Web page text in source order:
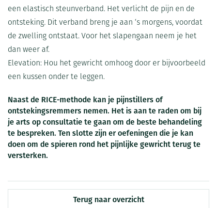
een elastisch steunverband. Het verlicht de pijn en de
ontsteking. Dit verband breng je aan ‘s morgens, voordat
de zwelling ontstaat. Voor het slapengaan neem je het
dan weer af.
Elevation: Hou het gewricht omhoog door er bijvoorbeeld
een kussen onder te leggen.
Naast de RICE-methode kan je pijnstillers of
ontstekingsremmers nemen. Het is aan te raden om bij
je arts op consultatie te gaan om de beste behandeling
te bespreken. Ten slotte zijn er oefeningen die je kan
doen om de spieren rond het pijnlijke gewricht terug te
versterken.
Terug naar overzicht